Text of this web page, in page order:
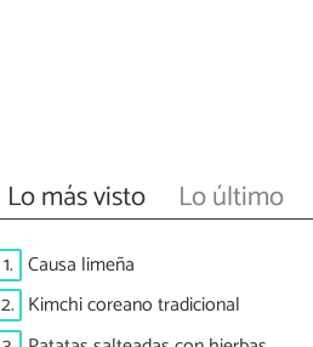
Lo más visto Lo último
1. Causa limeña
2. Kimchi coreano tradicional